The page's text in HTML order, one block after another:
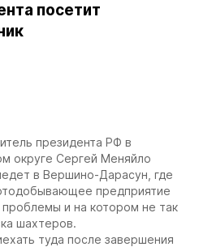
посетит
президента РФ в
округе Сергей Меняйло
в Вершино-Дарасун, где
предприятие
и на котором не так
шахтеров.
туда после завершения